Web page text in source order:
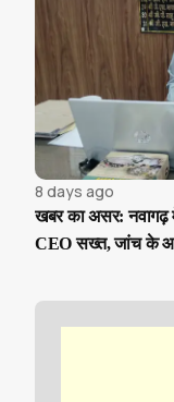
8 days ago
खबर का असर: नवागढ़
CEO सख्त, जांच के